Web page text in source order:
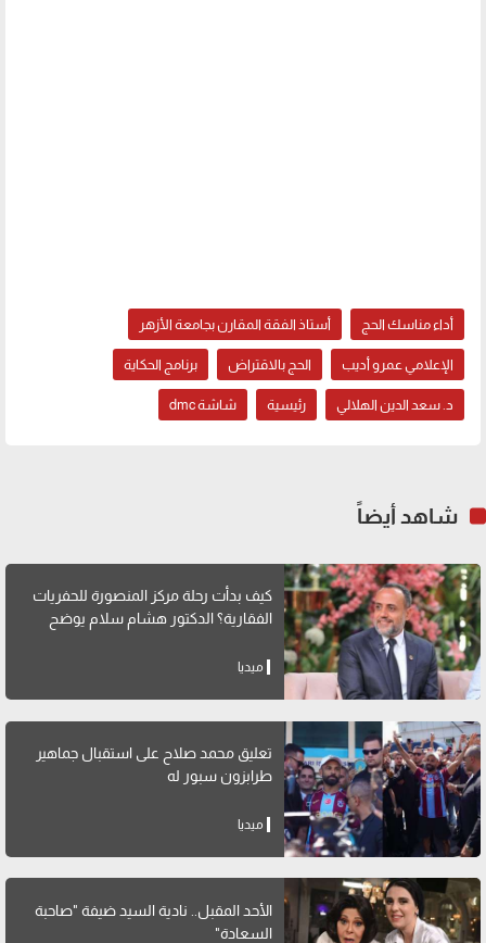
أداء مناسك الحج أستاذ الفقة المقارن بجامعة الأزهر
الإعلامي عمرو أديب الحج بالاقتراض برنامج الحكاية
د. سعد الدين الهلالي رئيسية شاشة dmc
شاهد أيضاً
كيف بدأت رحلة مركز المنصورة للحفريات
الفقارية؟ الدكتور هشام سلام يوضح
ميديا
تعليق محمد صلاح على استقبال جماهير
طرابزون سبور له
ميديا
الأحد المقبل.. نادية السيد ضيفة "صاحبة
السعادة"